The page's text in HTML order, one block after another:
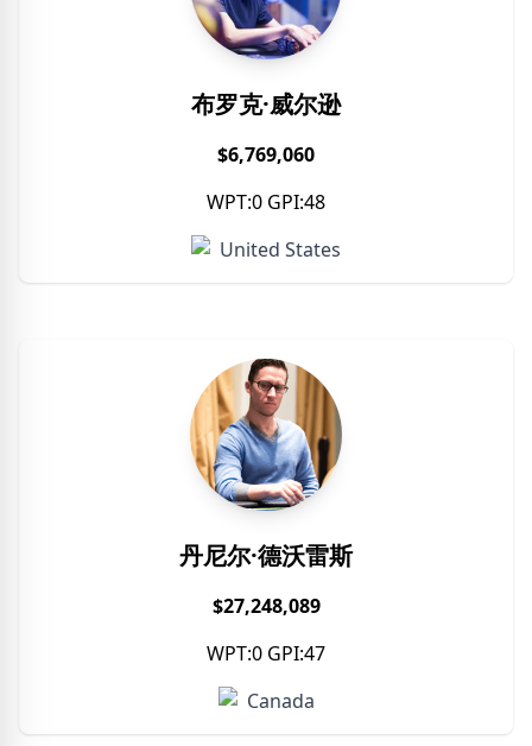
布罗克·威尔逊
$6,769,060
WPT:0 GPI:48
United States
丹尼尔·德沃雷斯
$27,248,089
WPT:0 GPI:47
Canada